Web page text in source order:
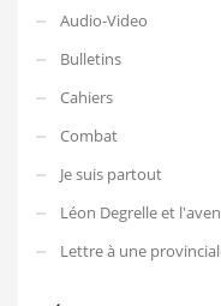
Audio-Video
Bulletins
Cahiers
Combat
Je suis partout
Léon Degrelle et
Lettre à une